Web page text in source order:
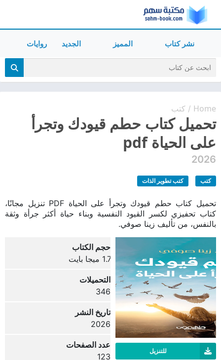
نشر كتاب المميز الجديد روايات
Home
/ كتب
تحميل كتاب حطم قيودك وتجرأ
على الحياة pdf
2026
كتب كتب تطوير الذات
تحميل كتاب حطم قيودك وتجرأ على الحياة PDF تنزيل مجانًا،
كتاب تحفيزي لكسر القيود النفسية وبناء حياة أكثر جرأة وثقة
بالنفس، من تأليف زينا صوفي.
للتنزيل
حجم الكتاب
1.7 ميجا بايت
التحميلات
346
تاريخ النشر
2026
عدد الصفحات
123